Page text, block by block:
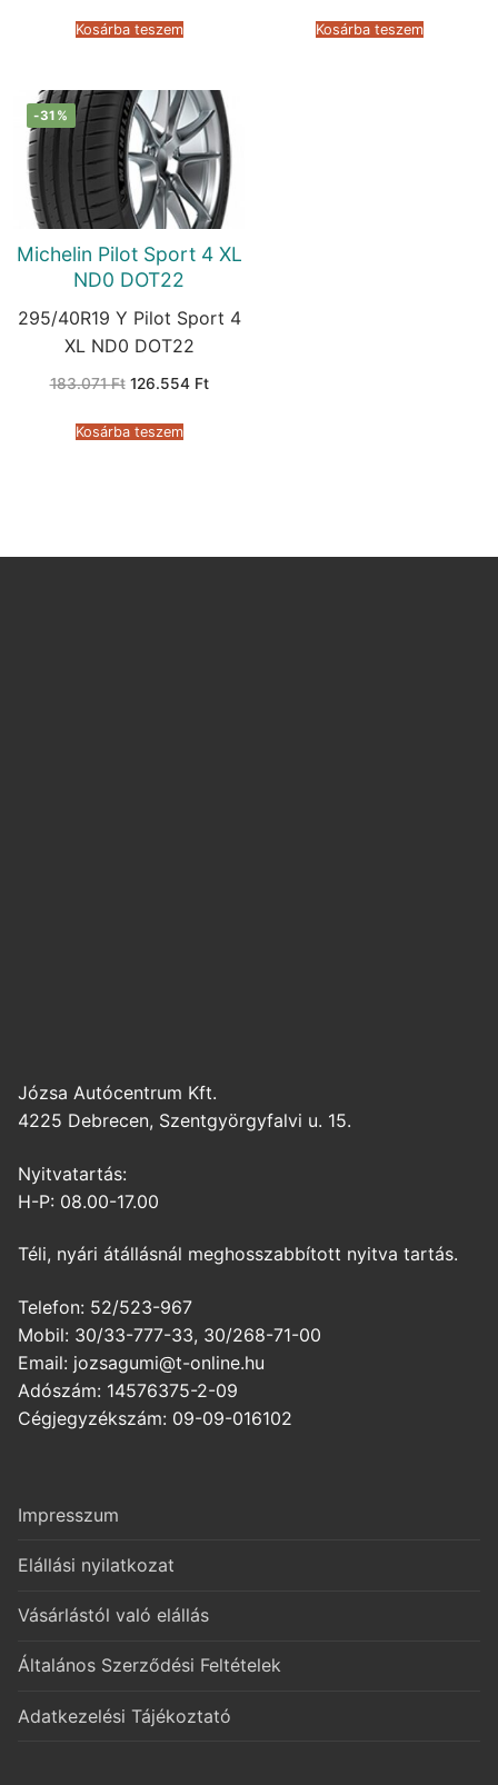
49.200 Ft.
Kosárba teszem
52.146 Ft.
Kosárba teszem
-31%
Michelin Pilot Sport 4 XL
ND0 DOT22
295/40R19 Y Pilot Sport 4
XL ND0 DOT22
183.071Ft Original
183.071 Ft.
126.554 FtCurrent
Kosárba teszem
Józsa Autócentrum Kft.
4225 Debrecen, Szentgyörgyfalvi u. 15.
Nyitvatartás:
H-P: 08.00-17.00
Téli, nyári átállásnál meghosszabbított nyitva tartás.
Telefon: 52/523-967
Mobil: 30/33-777-33, 30/268-71-00
Email: jozsagumi@t-online.hu
Adószám: 14576375-2-09
Cégjegyzékszám: 09-09-016102
Impresszum
Elállási nyilatkozat
Vásárlástól való elállás
Általános Szerződési Feltételek
Adatkezelési Tájékoztató